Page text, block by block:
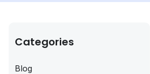
Categories
Blog